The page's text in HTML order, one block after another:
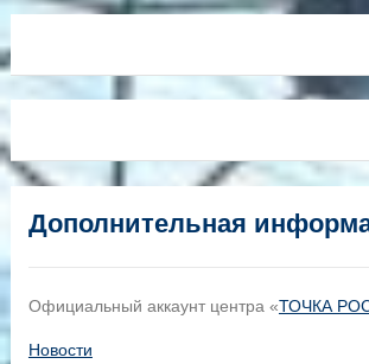
Дополнительная
Официальный аккаунт центра «ТОЧКА
Новости